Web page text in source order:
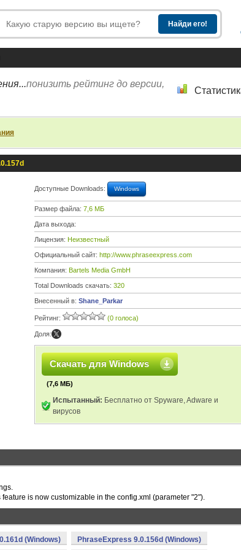
понизить рейтинг до версии,
Доступные Downloads: Windows
Размер файла: 7,6 МБ
Дата выхода:
Лицензия: Неизвестный
Официальный сайт: http://www.phraseexpress.com
Компания: Bartels Media GmbH
Total Downloads скачать: 320
Внесенный в: Shane_Parkar
Рейтинг: (0 голоса)
Доля:
Скачать для Windows
(7,6 МБ)
Испытанный: Бесплатно от Spyware, Adware и
вирусов
is now customizable in the config.xml (parameter "2").
(Windows) PhraseExpress 9.0.156d (Windows)